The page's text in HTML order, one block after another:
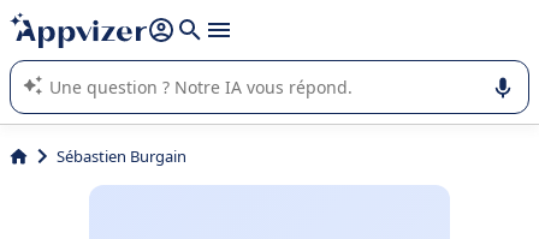
répondre (plusieurs lignes avec
L'IA de Appvizer vous guide dans l'utilisation ou la sélection de
logiciel SaaS en entreprise.
Sébastien Burgain